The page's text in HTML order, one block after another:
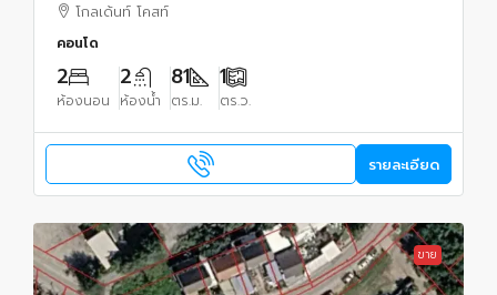
โกลเด้นท์ โคสท์
คอนโด
2
ห้องนอน
2
ห้องน้ำ
81
ตร.ม.
1
ตร.ว.
รายละเอียด
ขาย